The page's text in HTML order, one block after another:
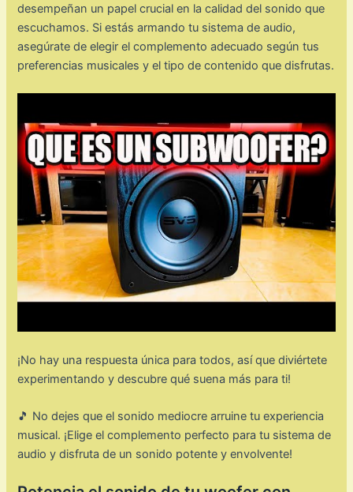
desempeñan un papel crucial en la calidad del sonido que
escuchamos. Si estás armando tu sistema de audio,
asegúrate de elegir el complemento adecuado según tus
preferencias musicales y el tipo de contenido que disfrutas.
¡No hay una respuesta única para todos, así que diviértete
experimentando y descubre qué suena más para ti!
🎵 No dejes que el sonido mediocre arruine tu experiencia
musical. ¡Elige el complemento perfecto para tu sistema de
audio y disfruta de un sonido potente y envolvente!